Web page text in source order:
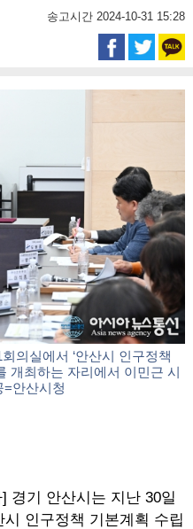
송고시간 2024-10-31 15:28
의실에서 ‘안산시 인구정책
개최하는 자리에서 이민근 시
안산시청
경기 안산시는 지난 30일
시 인구정책 기본계획 수립